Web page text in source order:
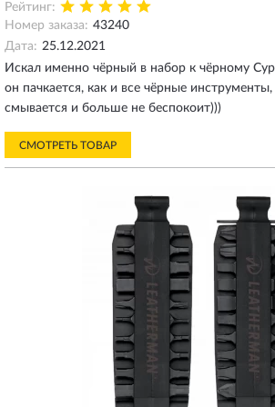
Рейтинг:
Номер заказа: 43240
Дата: 25.12.2021
Искал именно чёрный в набор к чёрному
он пачкается, как и все чёрные
смывается и больше не беспокоит)))
СМОТРЕТЬ ТОВАР